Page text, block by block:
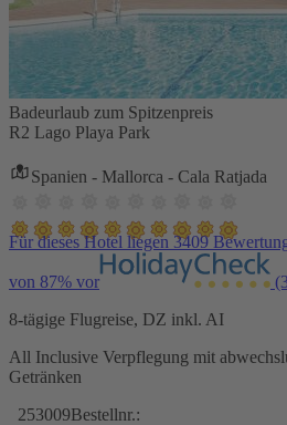
Badeurlaub zum Spitzenpreis
R2 Lago Playa Park
Spanien - Mallorca - Cala Ratjada
Für dieses Hotel liegen 3409
von 87% vor
8-tägige Flugreise, DZ inkl. AI
All Inclusive Verpflegung mit
Getränken
253009Bestellnr.: